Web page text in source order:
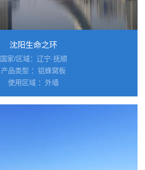
沈阳生命之环
国家/区域：辽宁·抚顺
产品类型 ：铝蜂窝板
使用区域 ：外墙